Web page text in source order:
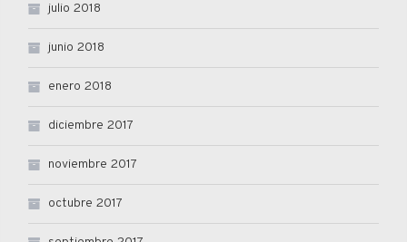
julio 2018
junio 2018
enero 2018
diciembre 2017
noviembre 2017
octubre 2017